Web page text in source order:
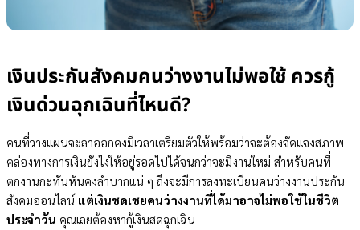
เงินประกันสังคมคนว่างงานไม่พอใช้ ควรกู้
เงินด่วนฉุกเฉินที่ไหนดี?​
คนที่วางแผนจะลาออกคงมีเวลาเตรียมตัวให้พร้อมว่าจะต้องจัดแจงสภาพ
คล่องทางการเงินยังไงให้อยู่รอดไปได้จนกว่าจะมีงานใหม่ สำหรับคนที่
ตกงานกะทันหันคงลำบากแน่ ๆ ถึงจะมีการลงทะเบียนคนว่างงานประกัน
สังคมออนไลน์​ แต่เงินชดเชยคนว่างงานที่ได้มาอาจไม่พอใช้ในชีวิต
ประจำวัน คุณเลยต้องหากู้เงินสดฉุกเฉิน